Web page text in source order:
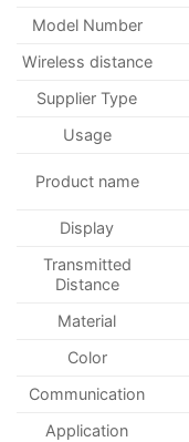
Model Number
Wireless distance
Supplier Type
Usage
Product name
Display
Transmitted
Distance
Material
Color
Communication
Application